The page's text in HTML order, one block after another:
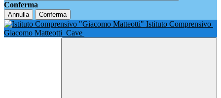
Conferma
Annulla Conferma
Istituto Comprensivo
Giacomo Matteotti Cave